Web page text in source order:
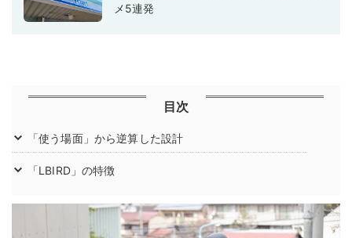
メ5連発
目次
「使う場面」から逆算した設計
「LBIRD」の特徴